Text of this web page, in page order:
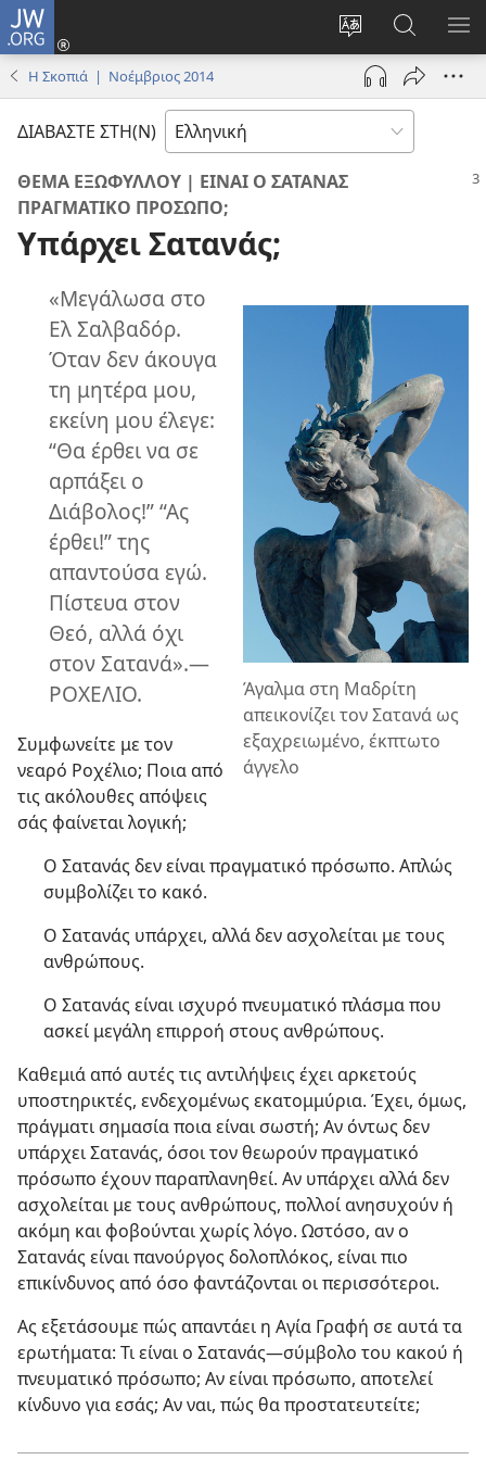
JW.ORG
Αλλαγή
γλώσσας
ιστότοπου
Σύνδεση
(ανοίγει
παράθυρο)
στο
JW.ORG
Η Σκοπιά | Νοέμβριος 2014
ΔΙΑΒΑΣΤΕ ΣΤΗ(Ν)
ΘΕΜΑ ΕΞΩΦΥΛΛΟΥ | ΕΙΝΑΙ Ο ΣΑΤΑΝΑΣ
ΠΡΑΓΜΑΤΙΚΟ ΠΡΟΣΩΠΟ;
Υπάρχει Σατανάς;
Άγαλμα στη Μαδρίτη
απεικονίζει τον Σατανά ως
εξαχρειωμένο, έκπτωτο
άγγελο
«Μεγάλωσα στο
Ελ Σαλβαδόρ.
Όταν δεν άκουγα
τη μητέρα μου,
εκείνη μου έλεγε:
“Θα έρθει να σε
αρπάξει ο
Διάβολος!” “Ας
έρθει!” της
απαντούσα εγώ.
Πίστευα στον
Θεό, αλλά όχι
στον Σατανά».​—
ΡΟΧΕΛΙΟ.
Συμφωνείτε με τον
νεαρό Ροχέλιο; Ποια από
τις ακόλουθες απόψεις
σάς φαίνεται λογική;
Ο Σατανάς δεν είναι πραγματικό πρόσωπο. Απλώς
συμβολίζει το κακό.
Ο Σατανάς υπάρχει, αλλά δεν ασχολείται με τους
ανθρώπους.
Ο Σατανάς είναι ισχυρό πνευματικό πλάσμα που
ασκεί μεγάλη επιρροή στους ανθρώπους.
Καθεμιά από αυτές τις αντιλήψεις έχει αρκετούς
υποστηρικτές, ενδεχομένως εκατομμύρια. Έχει, όμως,
πράγματι σημασία ποια είναι σωστή; Αν όντως δεν
υπάρχει Σατανάς, όσοι τον θεωρούν πραγματικό
πρόσωπο έχουν παραπλανηθεί. Αν υπάρχει αλλά δεν
ασχολείται με τους ανθρώπους, πολλοί ανησυχούν ή
ακόμη και φοβούνται χωρίς λόγο. Ωστόσο, αν ο
Σατανάς είναι πανούργος δολοπλόκος, είναι πιο
επικίνδυνος από όσο φαντάζονται οι περισσότεροι.
Ας εξετάσουμε πώς απαντάει η Αγία Γραφή σε αυτά τα
ερωτήματα: Τι είναι ο Σατανάς​—σύμβολο του κακού ή
πνευματικό πρόσωπο; Αν είναι πρόσωπο, αποτελεί
κίνδυνο για εσάς; Αν ναι, πώς θα προστατευτείτε;